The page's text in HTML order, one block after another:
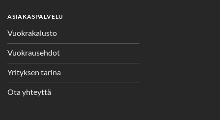
ASIAKASPALVELU
Vuokrakalusto
Vuokrausehdot
Yrityksen tarina
Ota yhteyttä